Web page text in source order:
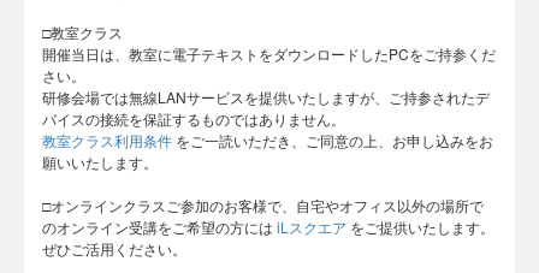
□教室クラス
開催当日は、教室に電子テキストをダウンロードしたPCをご持参くだ
さい。
研修会場では無線LANサービスを提供いたしますが、ご持参されたデ
バイスの接続を保証するものではありません。
教室クラス利用条件 をご一読いただき、ご同意の上、お申し込みをお
願いいたします。
□オンラインクラスご参加のお客様で、自宅やオフィス以外の場所で
のオンライン受講をご希望の方には iLスクエア をご提供いたします。
ぜひご活用ください。